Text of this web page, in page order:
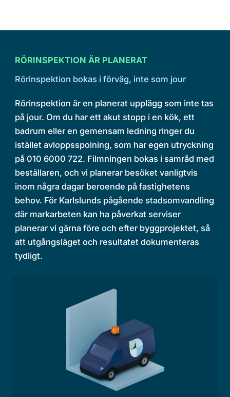
RÖRINSPEKTION ÄR PLANERAT
Rörinspektion bokas i förväg, inte som jour
Rörinspektion är en planerat upplägg som inte tas
på jour. Om du har ett akut stopp i en kök, ett
badrum eller en gemensam ledning ringer du
istället avloppsspolning, som har egen utryckning
på 010 6000 722. Filmningen bokas i samråd med
beställaren, och vi planerar besöket vanligtvis
inom några dagar beroende på fastighetens
behov. För Karlslunds pågående stadsomvandling
där markarbeten kan ha påverkat serviser
planerar vi gärna före och efter byggprojektet, så
att utgångsläget och resultatet dokumenteras
tydligt.